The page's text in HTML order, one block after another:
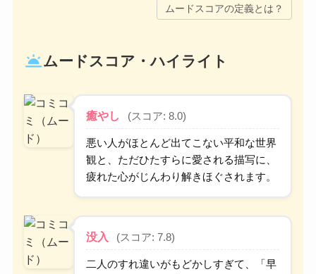
ムードスコアの定義とは？
wb_twilightムードスコア・ハイライト
癒やし (スコア: 8.0)
悪い人がほとんど出てこない平和な世界
観と、ただひたすらに愛される描写に、
疲れた心がじんわり解きほぐされます。
没入 (スコア: 7.8)
二人のすれ違いがもどかしすぎて、「早